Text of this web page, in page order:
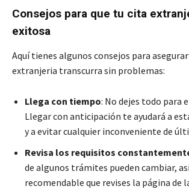
Consejos para que tu cita
exitosa
Aquí tienes algunos consejos para
extranjeria transcurra sin problemas:
Llega con tiempo: No dejes todo para
Llegar con anticipación te ayudará a
y a evitar cualquier inconveniente de
Revisa los requisitos
de algunos trámites pueden cambiar,
recomendable que revises la página de